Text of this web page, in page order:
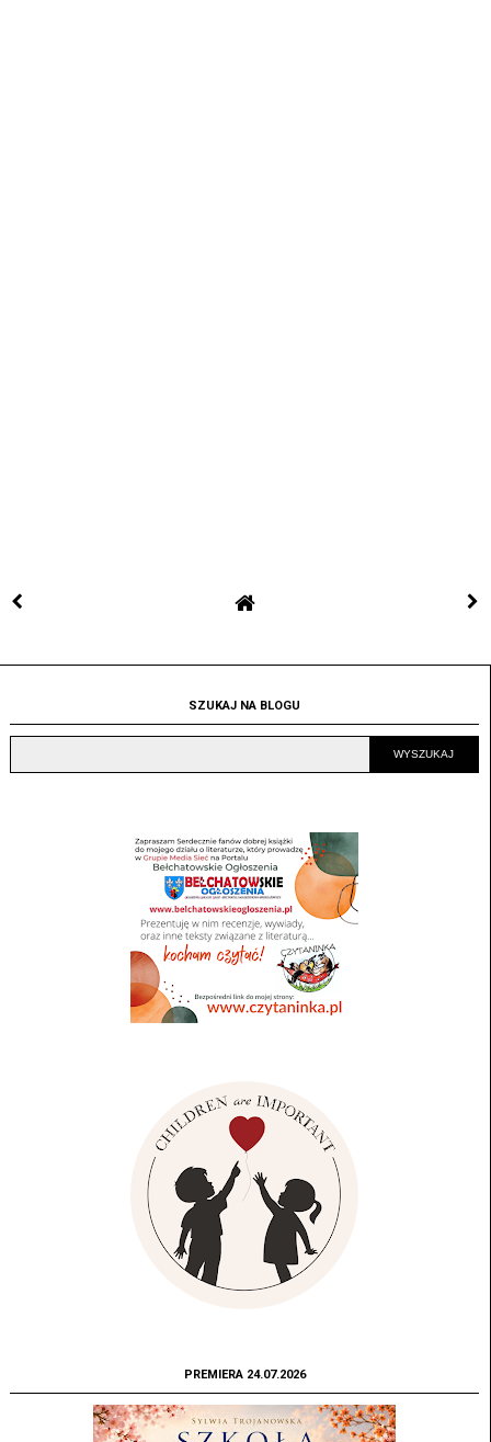
SZUKAJ NA BLOGU
PREMIERA 24.07.2026